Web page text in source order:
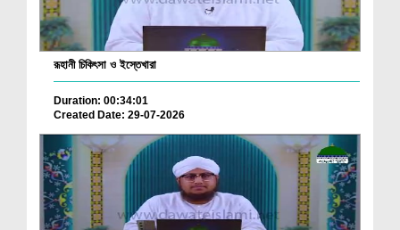
রূহানী চিকিৎসা ও ইস্তেখারা
Duration: 00:34:01
Created Date: 29-07-2026